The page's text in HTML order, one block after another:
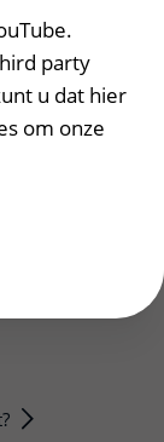
party
u dat hier
om onze